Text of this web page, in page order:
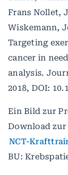
Frans Nollet,
Wiskemann,
Targeting
cancer in
analysis.
2018, DOI:
Ein Bild zur
Download
NCT-
BU: